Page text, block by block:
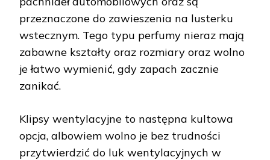
przeznaczone do zawieszenia na lusterku
wstecznym. Tego typu perfumy nieraz mają
zabawne kształty oraz rozmiary oraz wolno
je łatwo wymienić, gdy zapach zacznie
zanikać.
Klipsy wentylacyjne to następna kultowa
opcja, albowiem wolno je bez trudności
przytwierdzić do luk wentylacyjnych w